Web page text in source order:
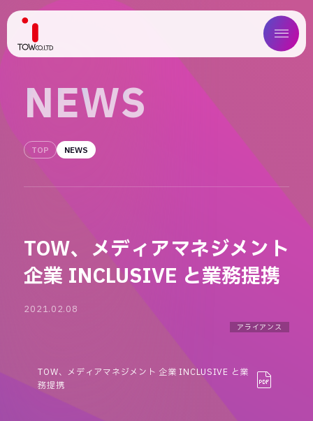
ABOUT US
SERVICE
MAGAZINE
NEWS
NEWS
TOP NEWS
TOW、メディアマネジメント
企業 INCLUSIVE と業務提携
2021.02.08
アライアンス
TOW、メディアマネジメント 企業 INCLUSIVE と業
務提携